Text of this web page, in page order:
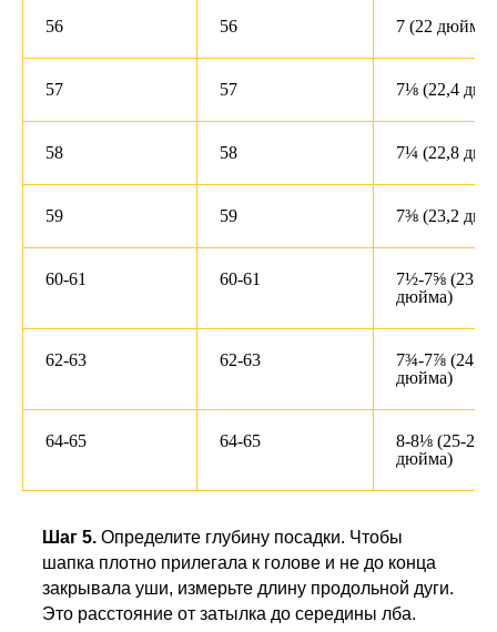
56 56 7 (22 дюйма)
57 57 7⅛ (22,4
58 58 7¼ (22,8
59 59 7⅜ (23,2
60-61 60-61
7½-7⅝ (23,6-
дюйма)
62-63 62-63
7¾-7⅞ (24,4-
дюйма)
64-65 64-65
8-8⅛ (25-25,6
дюйма)
Шаг 5. Определите глубину посадки. Чтобы
шапка плотно прилегала к голове и не до конца
закрывала уши, измерьте длину продольной дуги.
Это расстояние от затылка до середины лба.